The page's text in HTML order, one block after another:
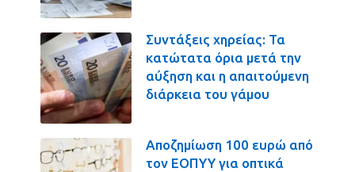
Συντάξεις χηρείας: Τα
κατώτατα όρια μετά την
αύξηση και η απαιτούμενη
διάρκεια του γάμου
Αποζημίωση 100 ευρώ από
τον ΕΟΠΥΥ για οπτικά